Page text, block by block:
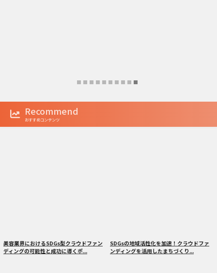
Recommend
おすすめコンテンツ
美容業界におけるSDGs型クラウドファン
ディングの可能性と成功に導くポ...
SDGsの地域活性化を加速！クラウドファ
ンディングを活用したまちづくり...